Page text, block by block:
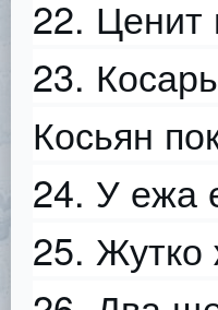
22. Ценит
23.
Косьян
24. У ежа
25. Жутко